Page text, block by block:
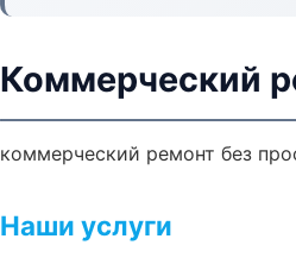
Коммерческий
коммерческий ремонт без
Наши услуги